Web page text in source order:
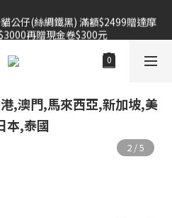
全館褲類任選兩件88折!!!
公仔(絲綢鐵黑) 滿額$2499贈達摩
再贈現金卷$300元
全館褲類任選兩件88折!!!
,澳門,馬來西亞,新加坡,美
本,泰國